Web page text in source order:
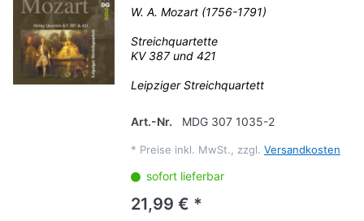
W. A. Mozart (1756-1791)
Streichquartette
KV 387 und 421
Leipziger Streichquartett
Art.-Nr. MDG 307 1035-2
* Preise inkl. MwSt., zzgl. Versandkosten
sofort lieferbar
21,99 € *